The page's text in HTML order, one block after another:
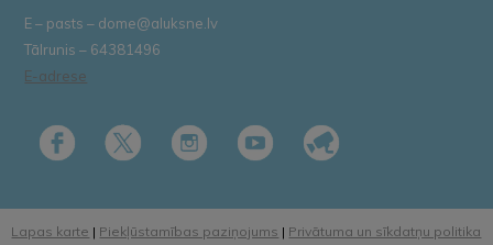
E – pasts – dome@aluksne.lv
Tālrunis – 64381496
E-adrese
Lapas karte | Piekļūstamības paziņojums | Privātuma un sīkdatņu politika